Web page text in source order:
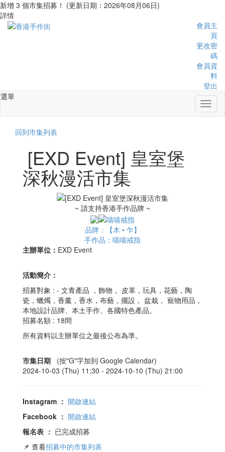
新增 3 個市集招募！ (更新日期：2026年08月06日)
詳情
會員主
頁
更改密
碼
會員資
料
登出
選單
回到市集列表
[EXD Event] 皇室堡
深秋漫活市集
~ 請支持香港手作品牌 ~
品牌：【木 • 乍】
手作品：喵喵戒指
主辦單位： EXD Event
活動簡介：
招募對象 : - 文青產品 ，飾物， 皮革，玩具，花藝，陶
瓷，蠟燭，香薰，香水，布藝，擺設， 盆栽， 寵物用品，
本地設計品牌、本土手作、各國特色產品。
招募名額 : 18間
所有資料以主辦單位之最後公布為準。
市集日期
(按"G"字加到 Google Calendar)
2024-10-03 (Thu) 11:30 - 2024-10-10 (Thu) 21:00
Instagram ： 開啟連結
Facebook ： 開啟連結
報名表 ： 已完成招募
📌 查看招募中的市集列表